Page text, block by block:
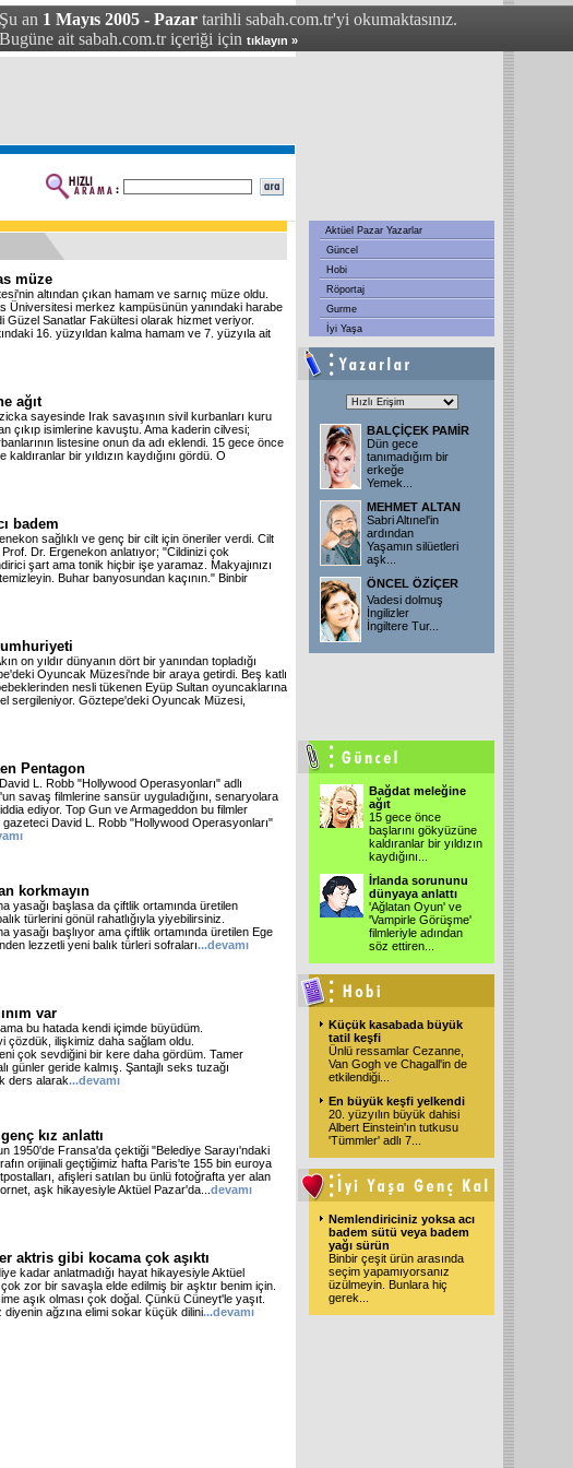
Şu an 1 Mayıs 2005 - Pazar tarihli sabah.com.tr'yi okumaktasınız.
Bugüne ait sabah.com.tr içeriği için tıklayın »
müze
altından çıkan hamam ve sarnıç müze oldu.
Üniversitesi merkez kampüsünün yanındaki harabe
Güzel Sanatlar Fakültesi olarak hizmet veriyor.
16. yüzyıldan kalma hamam ve 7. yüzyıla ait
ağıt
sayesinde Irak savaşının sivil kurbanları kuru
çıkıp isimlerine kavuştu. Ama kaderin cilvesi;
listesine onun da adı eklendi. 15 gece önce
kaldıranlar bir yıldızın kaydığını gördü. O
badem
sağlıklı ve genç bir cilt için öneriler verdi. Cilt
Prof. Dr. Ergenekon anlatıyor; "Cildinizi çok
şart ama tonik hiçbir işe yaramaz. Makyajınızı
Buhar banyosundan kaçının." Binbir
on yıldır dünyanın dört bir yanından topladığı
Oyuncak Müzesi'nde bir araya getirdi. Beş katlı
nesli tükenen Eyüp Sultan oyuncaklarına
sergileniyor. Göztepe'deki Oyuncak Müzesi,
Pentagon
L. Robb "Hollywood Operasyonları" adlı
savaş filmlerine sansür uyguladığını, senaryolara
ediyor. Top Gun ve Armageddon bu filmler
gazeteci David L. Robb "Hollywood Operasyonları"
korkmayın
yasağı başlasa da çiftlik ortamında üretilen
türlerini gönül rahatlığıyla yiyebilirsiniz.
yasağı başlıyor ama çiftlik ortamında üretilen Ege
lezzetli yeni balık türleri sofraları...devamı
var
bu hatada kendi içimde büyüdüm.
çözdük, ilişkimiz daha sağlam oldu.
çok sevdiğini bir kere daha gördüm. Tamer
günler geride kalmış. Şantajlı seks tuzağı
ders alarak...devamı
kız anlattı
1950'de Fransa'da çektiği "Belediye Sarayı'ndaki
orijinali geçtiğimiz hafta Paris'te 155 bin euroya
afişleri satılan bu ünlü fotoğrafta yer alan
aşk hikayesiyle Aktüel Pazar'da... devamı
aktris gibi kocama çok aşıktı
kadar anlatmadığı hayat hikayesiyle Aktüel
zor bir savaşla elde edilmiş bir aşktır benim için.
aşık olması çok doğal. Çünkü Cüneyt'le yaşıt.
diyenin ağzına elimi sokar küçük dilini...devamı
Aktüel Pazar Yazarlar
Güncel
Hobi
Röportaj
Gurme
İyi Yaşa
BALÇİÇEK PAMİR
Dün gece
tanımadığım bir
erkeğe
Yemek
MEHMET ALTAN
Sabri Altınel'in
ardından
Yaşamın silüetleri
aşk
ÖNCEL ÖZİÇER
Vadesi dolmuş
İngilizler
İngiltere Tur...
Bağdat meleğine
ağıt
15 gece önce
başlarını gökyüzüne
kaldıranlar bir yıldızın
kaydığını
İrlanda sorununu
dünyaya anlattı
'Ağlatan Oyun' ve
'Vampirle Görüşme'
filmleriyle adından
söz ettiren
Küçük kasabada büyük
tatil keşfi
Ünlü ressamlar Cezanne,
Van Gogh ve Chagall'in de
etkilendiği
En büyük keşfi yelkendi
20. yüzyılın büyük dahisi
Albert Einstein'ın tutkusu
'Tümmler' adlı 7
Nemlendiriciniz yoksa acı
badem sütü veya badem
yağı sürün
Binbir çeşit ürün arasında
seçim yapamıyorsanız
üzülmeyin. Bunlara hiç
gerek